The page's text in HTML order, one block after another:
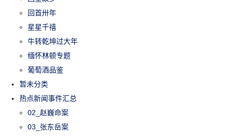
回首卅年
星星千禧
牛转乾坤过大年
缅怀林顿专题
葡萄酒品鉴
暂未分类
热点新闻事件汇总
02_赵巍命案
03_张东岳案